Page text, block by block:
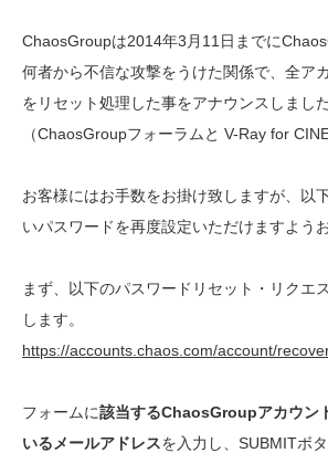
ChaosGroupは2014年3月11日までに
何者から不信な攻撃をうけた関係で、全ア
をリセット処理した事をアナウンスしました
（ChaosGroupフォーラムと V-Ray for
お客様にはお手数をお掛け致しますが、以
いパスワードを再度設定いただけますよう
まず、以下のパスワードリセット・リクエ
します。
https://accounts.chaos.com/account/
フォームに該当するChaosGroupアカウン
いるメールアドレスを入力し、SUBMITボ